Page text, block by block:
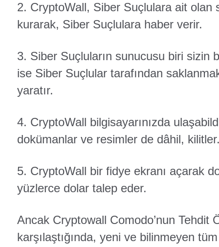
2. CryptoWall, Siber Suçlulara ait olan
kurarak, Siber Suçlulara haber verir.
3. Siber Suçluların sunucusu biri sizin
ise Siber Suçlular tarafından
yaratır.
4. CryptoWall bilgisayarınızda
dokümanlar ve resimler de dâhil,
5. CryptoWall bir fidye ekranı açarak
yüzlerce dolar talep eder.
Ancak Cryptowall Comodo’nun Tehdit
karşılaştığında, yeni ve bilinmeyen